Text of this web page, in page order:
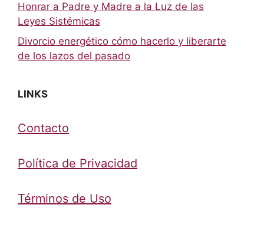
Honrar a Padre y Madre a la Luz de las
Leyes Sistémicas
Divorcio energético cómo hacerlo y liberarte
de los lazos del pasado
LINKS
Contacto
Política de Privacidad
Términos de Uso